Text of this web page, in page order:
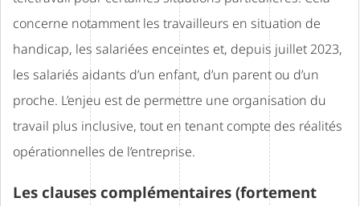
concerne notamment les travailleurs en situation de
handicap, les salariées enceintes et, depuis juillet 2023,
les salariés aidants d’un enfant, d’un parent ou d’un
proche. L’enjeu est de permettre une organisation du
travail plus inclusive, tout en tenant compte des réalités
opérationnelles de l’entreprise.
Les clauses complémentaires (fortement